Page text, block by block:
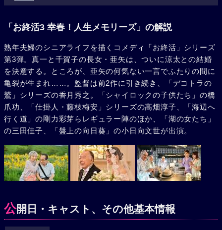
「お終活3 幸春！人生メモリーズ」の解説
熟年夫婦のシニアライフを描くコメディ「お終活」シリーズ
第3弾。真一と千賀子の長女・亜矢は、ついに涼太との結婚
を決意する。ところが、亜矢の何気ない一言でふたりの間に
亀裂が生まれ……。監督は前2作に引き続き、「デコトラの
鷲」シリーズの香月秀之。「シャイロックの子供たち」の橋
爪功、「仕掛人・藤枝梅安」シリーズの高畑淳子、「海辺へ
行く道」の剛力彩芽らレギュラー陣のほか、「湖の女たち」
の三田佳子、「盤上の向日葵」の小日向文世が出演。
公開日・キャスト、その他基本情報